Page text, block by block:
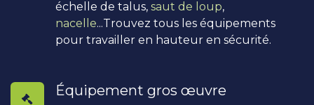
échelle de talus, saut de loup,
nacelle...Trouvez tous les équipements
pour travailler en hauteur en sécurité.
Équipement gros œuvre